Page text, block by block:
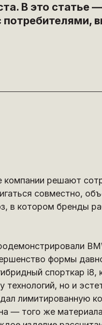
В это статье
компании решают
совместно,
в котором бренды
формы
спорткар i8,
технологий, но и
лимитированную
— того же